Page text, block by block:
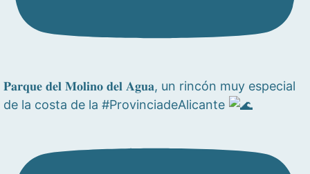
𝐏𝐚𝐫𝐪𝐮𝐞 𝐝𝐞𝐥 𝐌𝐨𝐥𝐢𝐧𝐨 𝐝𝐞𝐥 𝐀𝐠𝐮𝐚, un rincón muy especial
de la costa de la #ProvinciadeAlicante